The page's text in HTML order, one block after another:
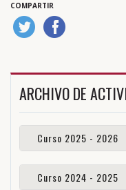
COMPARTIR
ARCHIVO DE
Curso 2025 - 2026
Curso 2024 - 2025